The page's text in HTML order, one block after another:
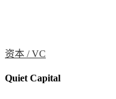
资本 /VC
Quiet Capital